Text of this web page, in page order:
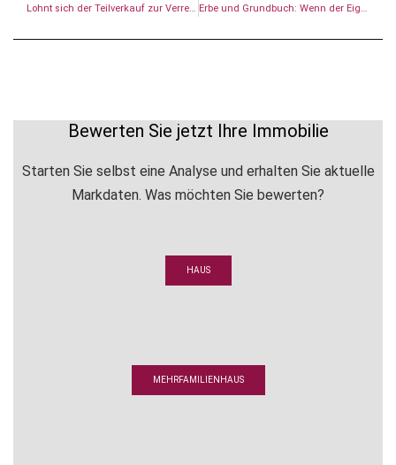
Lohnt sich der Teilverkauf zur Verrentung? Erbe und Grundbuch: Wenn der Eigentümer wechselt
Bewerten Sie jetzt Ihre Immobilie
Starten Sie selbst eine Analyse und erhalten Sie aktuelle
Markdaten. Was möchten Sie bewerten?
HAUS
MEHRFAMILIENHAUS